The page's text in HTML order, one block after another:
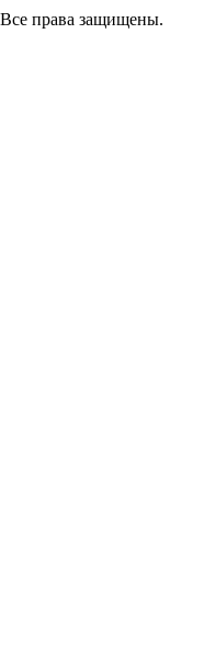
права защищены.